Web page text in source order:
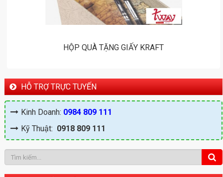
HỘP QUÀ TẶNG GIẤY KRAFT
HỖ TRỢ TRỰC TUYẾN
Kinh Doanh: 0984 809 111
Kỹ Thuật: 0918 809 111